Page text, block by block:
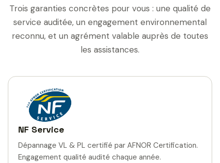
Trois garanties concrètes pour vous : une qualité de
service auditée, un engagement environnemental
reconnu, et un agrément valable auprès de toutes
les assistances.
NF Service
Dépannage VL & PL certifié par AFNOR Certification.
Engagement qualité audité chaque année.